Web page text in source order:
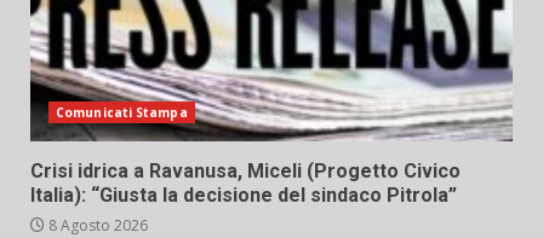
Comunicati Stampa
Crisi idrica a Ravanusa, Miceli (Progetto Civico
Italia): “Giusta la decisione del sindaco Pitrola”
8 Agosto 2026